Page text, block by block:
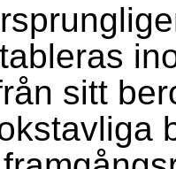
sitt